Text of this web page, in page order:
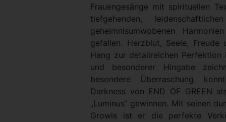
Frauengesänge mit spirituellen
tiefgehenden,
geheimnisumwobenen
gefallen. Herzblut, Seele,
Hang zur detailreichen
und besonderer Hingabe
besondere Überraschung
Darkness von END OF GREEN
„Luminus“ gewinnen. Mit seinen
Growls ist er die perfekte